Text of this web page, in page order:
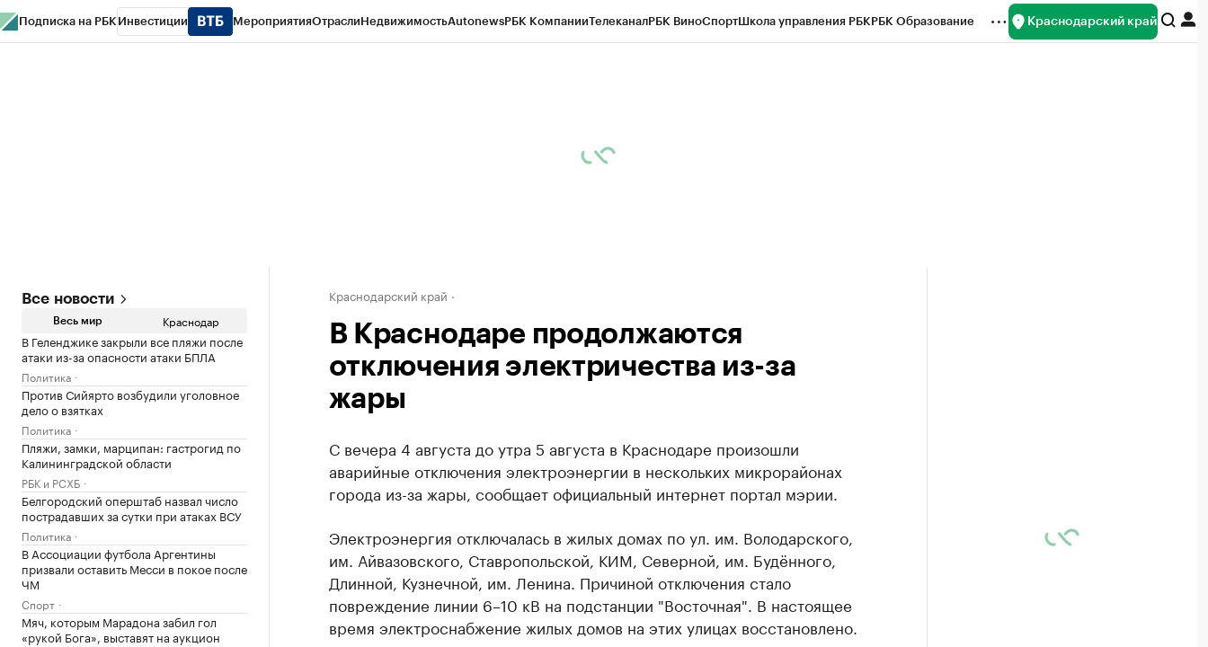
Подписка на РБК Инвестиции МероприятияОтраслиНедвижимостьAutonewsРБК КомпанииТелеканалРБК ВиноСпортШкола управления РБКРБК Образование Краснодарский край
Все новости
Весь мир Краснодар
В Геленджике закрыли все пляжи после
атаки из-за опасности атаки БПЛА
Политика
Против Сийярто возбудили уголовное
дело о взятках
Политика
Пляжи, замки, марципан: гастрогид по
Калининградской области
РБК и РСХБ
Белгородский оперштаб назвал число
пострадавших за сутки при атаках ВСУ
Политика
В Ассоциации футбола Аргентины
призвали оставить Месси в покое после
ЧМ
Спорт
Мяч, которым Марадона забил гол
«рукой Бога», выставят на аукцион
Краснодарский край
В Краснодаре продолжаются
отключения электричества из-за
жары
С вечера 4 августа до утра 5 августа в Краснодаре произошли
аварийные отключения электроэнергии в нескольких микрорайонах
города из-за жары, сообщает официальный интернет портал мэрии.
Электроэнергия отключалась в жилых домах по ул. им. Володарского,
им. Айвазовского, Ставропольской, КИМ, Северной, им. Будённого,
Длинной, Кузнечной, им. Ленина. Причиной отключения стало
повреждение линии 6–10 кВ на подстанции "Восточная". В настоящее
время электроснабжение жилых домов на этих улицах восстановлено.